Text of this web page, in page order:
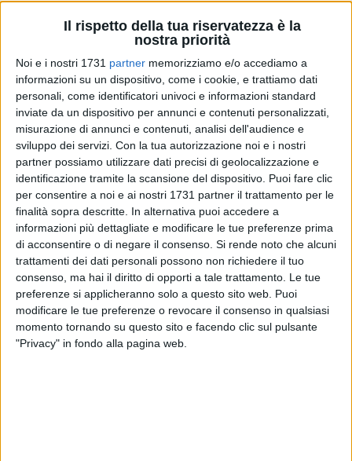
Il rispetto della tua riservatezza è la
nostra priorità
Noi e i nostri 1731 partner memorizziamo e/o accediamo a
informazioni su un dispositivo, come i cookie, e trattiamo dati
personali, come identificatori univoci e informazioni standard
inviate da un dispositivo per annunci e contenuti personalizzati,
misurazione di annunci e contenuti, analisi dell'audience e
sviluppo dei servizi. Con la tua autorizzazione noi e i nostri
partner possiamo utilizzare dati precisi di geolocalizzazione e
identificazione tramite la scansione del dispositivo. Puoi fare clic
per consentire a noi e ai nostri 1731 partner il trattamento per le
finalità sopra descritte. In alternativa puoi accedere a
informazioni più dettagliate e modificare le tue preferenze prima
di acconsentire o di negare il consenso. Si rende noto che alcuni
trattamenti dei dati personali possono non richiedere il tuo
consenso, ma hai il diritto di opporti a tale trattamento. Le tue
preferenze si applicheranno solo a questo sito web. Puoi
modificare le tue preferenze o revocare il consenso in qualsiasi
momento tornando su questo sito e facendo clic sul pulsante
"Privacy" in fondo alla pagina web.
Una Grimal Futsal Barletta spuntata e in calo fisico nella
ripresa cede il passo per 8-5 alla Duelle Cetraro nel match di
andata della finale per la promozione in Serie B. In un
palazzetto "Ciro Giordanelli" gremito e caloroso, i biancorossi
non sono riusciti a frenare l'impeto offensivo e l'intensità
messa in campo dagli avversari. Primo tempo che termina 3-
2 per i calabresi, con Dicorato dopo 20 secondi e Divincenzo
su punizione che avevano portato due volte in vantaggio il
Barletta. Vivaldo la pareggia nella ripresa ma Riconosciuto e